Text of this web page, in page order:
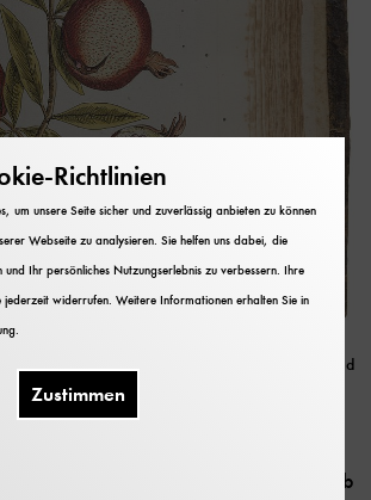
Diese Frucht war seit dem Mittelalter in Deutschland
Museum
und Direktor der Kaiserlich-
Akademie Christoph Jakob
Richtlinien
um unsere Seite sicher und zuverlässig anbieten zu können
Webseite zu analysieren. Sie helfen uns dabei, die
und Ihr persönliches Nutzungserlebnis zu verbessern. Ihre
jederzeit widerrufen. Weitere Informationen erhalten Sie in
.
Zustimmen